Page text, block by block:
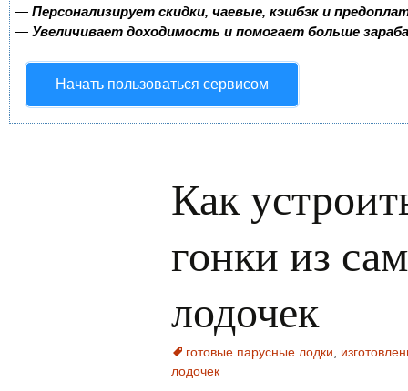
— Персонализирует скидки, чаевые, кэшбэк и
— Увеличивает доходимость и помогает больше
Начать пользоваться сервисом
Как
гонки из
лодочек
готовые парусные лодки
лодочек